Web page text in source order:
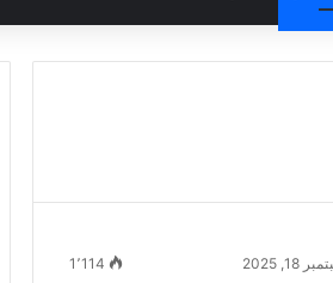
18, 2025 1٬114